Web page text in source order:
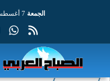
الجمعة 7 أغسطس 2026